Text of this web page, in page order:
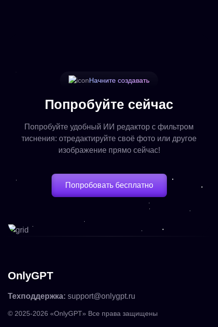
Начните создавать
Попробуйте сейчас
Попробуйте удобный ИИ редактор с фильтром
тиснения: отредактируйте своё фото или другое
изображение прямо сейчас!
Попробовать бесплатно
OnlyGPT
Техподдержка: support@onlygpt.ru
© 2025-2026 «OnlyGPT» Все права защищены